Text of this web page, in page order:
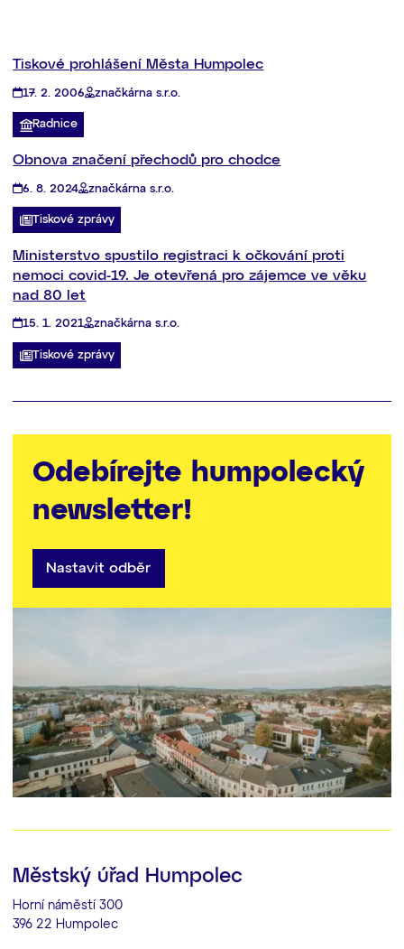
Tiskové prohlášení Města Humpolec
17. 2. 2006 značkárna s.r.o.
Radnice
Obnova značení přechodů pro chodce
6. 8. 2024 značkárna s.r.o.
Tiskové zprávy
Ministerstvo spustilo registraci k očkování proti
nemoci covid-19. Je otevřená pro zájemce ve věku
nad 80 let
15. 1. 2021 značkárna s.r.o.
Tiskové zprávy
Odebírejte humpolecký
newsletter!
Nastavit odběr
Městský úřad Humpolec
Horní náměstí 300
396 22 Humpolec